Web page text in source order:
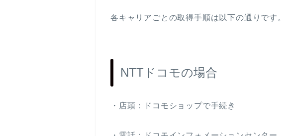
各キャリアごとの取得手順は以下の通りです。
NTTドコモの場合
・店頭：ドコモショップで手続き